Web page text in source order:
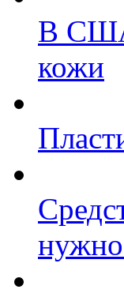
В США
кожи
нужно